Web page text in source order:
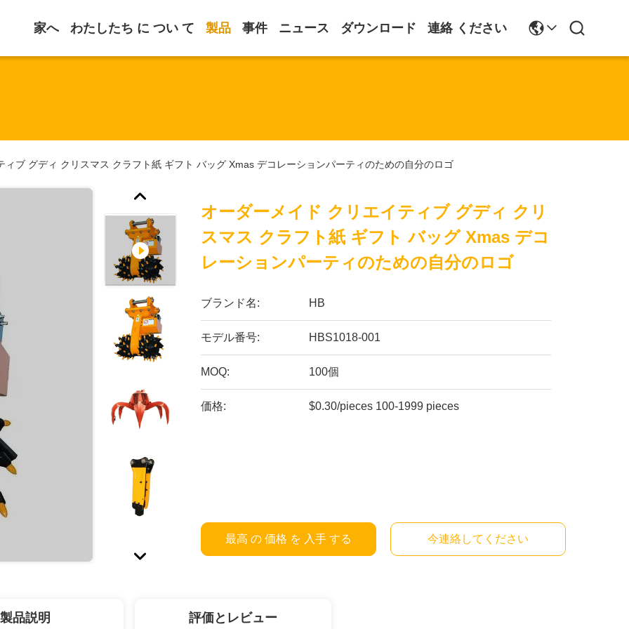
家へ わたしたち に つい て 製品 事件 ニュース ダウンロード 連絡 ください
ィブ グディ クリスマス クラフト紙 ギフト バッグ Xmas デコレーションパーティのための自分のロゴ
オーダーメイド クリエイティブ グディ クリ
スマス クラフト紙 ギフト バッグ Xmas デコ
レーションパーティのための自分のロゴ
ブランド名: HB
モデル番号: HBS1018-001
MOQ: 100個
価格: $0.30/pieces 100-1999 pieces
最高 の 価格 を 入手 する 今連絡してください
製品説明 評価とレビュー